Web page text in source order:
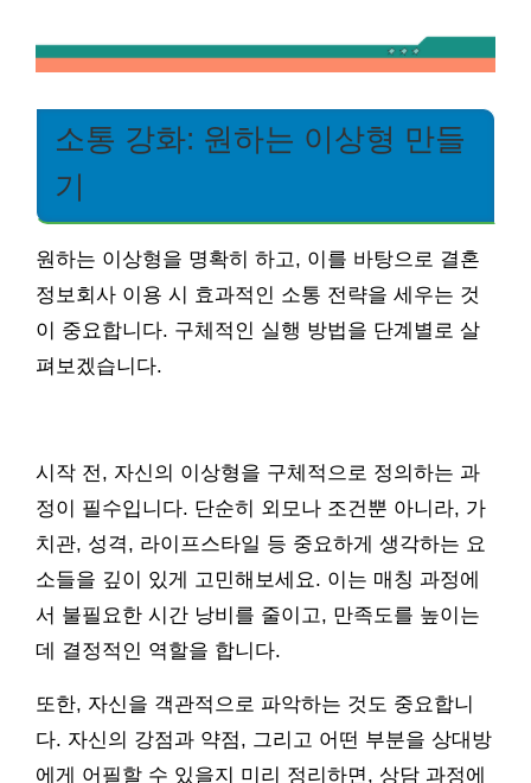
소통 강화: 원하는 이상형 만들
기
원하는 이상형을 명확히 하고, 이를 바탕으로 결혼
정보회사 이용 시 효과적인 소통 전략을 세우는 것
이 중요합니다. 구체적인 실행 방법을 단계별로 살
펴보겠습니다.
시작 전, 자신의 이상형을 구체적으로 정의하는 과
정이 필수입니다. 단순히 외모나 조건뿐 아니라, 가
치관, 성격, 라이프스타일 등 중요하게 생각하는 요
소들을 깊이 있게 고민해보세요. 이는 매칭 과정에
서 불필요한 시간 낭비를 줄이고, 만족도를 높이는
데 결정적인 역할을 합니다.
또한, 자신을 객관적으로 파악하는 것도 중요합니
다. 자신의 강점과 약점, 그리고 어떤 부분을 상대방
에게 어필할 수 있을지 미리 정리하면, 상담 과정에